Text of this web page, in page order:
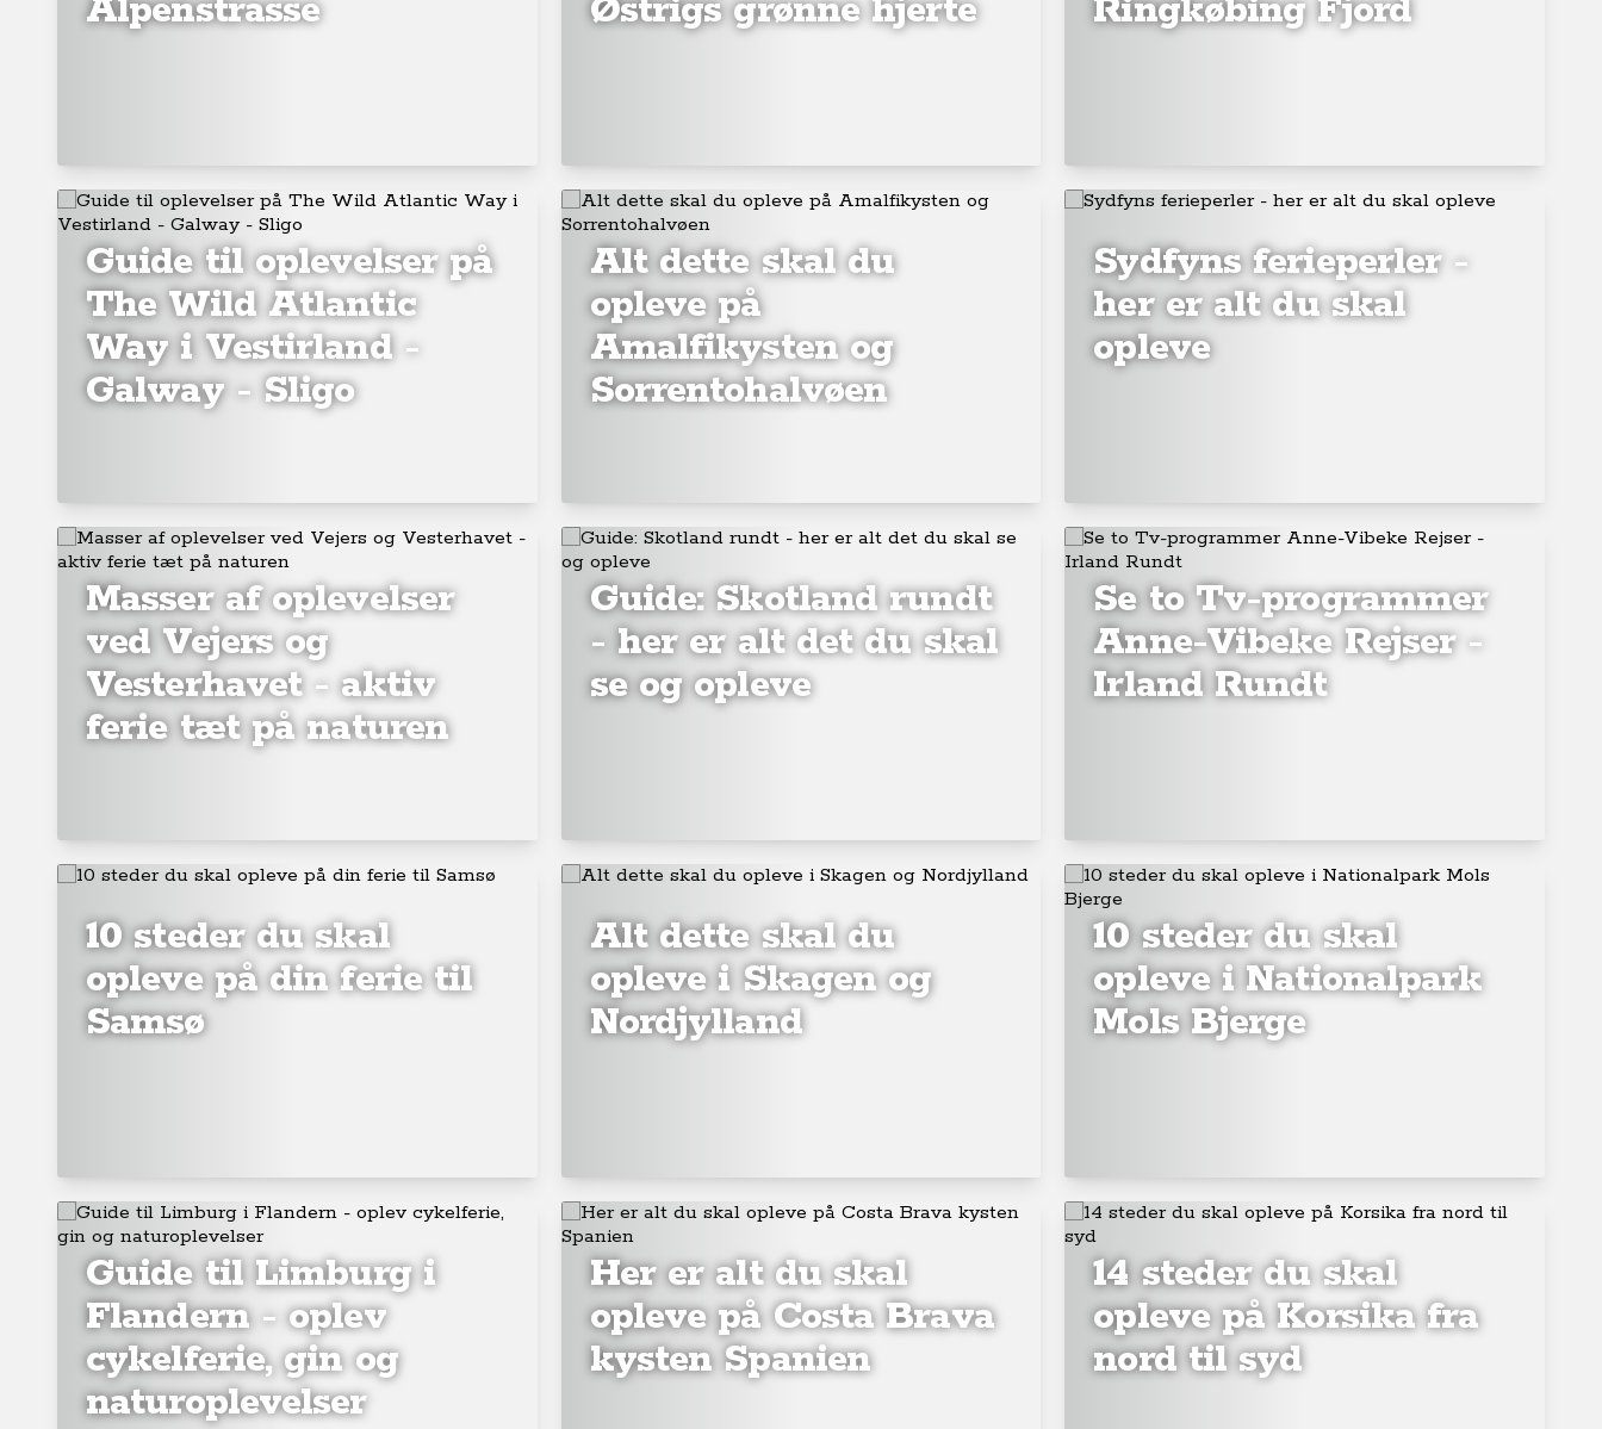
Alpenstrasse
Østrigs grønne hjerte
Ringkøbing Fjord
Guide til oplevelser på
The Wild Atlantic
Way i Vestirland -
Galway - Sligo
Alt dette skal du
opleve på
Amalfikysten og
Sorrentohalvøen
Sydfyns ferieperler -
her er alt du skal
opleve
Masser af oplevelser
ved Vejers og
Vesterhavet - aktiv
ferie tæt på naturen
Guide: Skotland rundt
- her er alt det du skal
se og opleve
Se to Tv-programmer
Anne-Vibeke Rejser -
Irland Rundt
10 steder du skal
opleve på din ferie til
Samsø
Alt dette skal du
opleve i Skagen og
Nordjylland
10 steder du skal
opleve i Nationalpark
Mols Bjerge
Guide til Limburg i
Flandern - oplev
cykelferie, gin og
naturoplevelser
Her er alt du skal
opleve på Costa Brava
kysten Spanien
14 steder du skal
opleve på Korsika fra
nord til syd